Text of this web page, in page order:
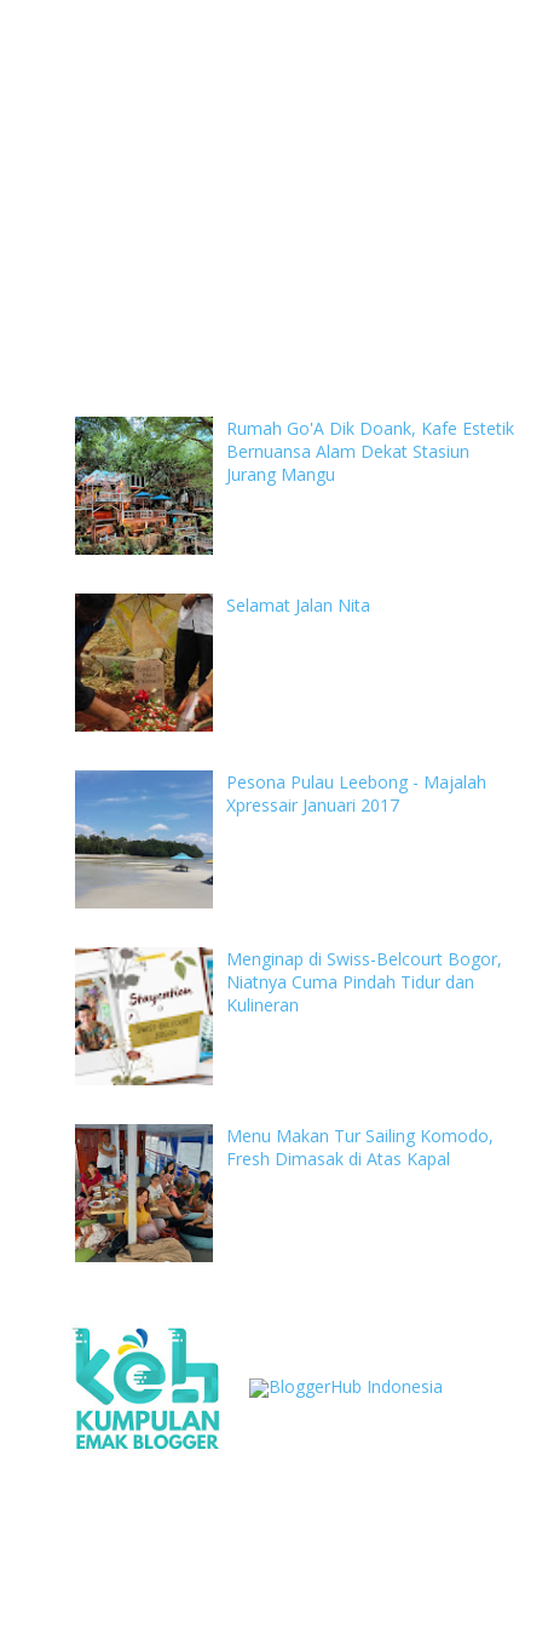
Rumah Go'A Dik Doank, Kafe Estetik
Bernuansa Alam Dekat Stasiun
Jurang Mangu
Selamat Jalan Nita
Pesona Pulau Leebong - Majalah
Xpressair Januari 2017
Menginap di Swiss-Belcourt Bogor,
Niatnya Cuma Pindah Tidur dan
Kulineran
Menu Makan Tur Sailing Komodo,
Fresh Dimasak di Atas Kapal